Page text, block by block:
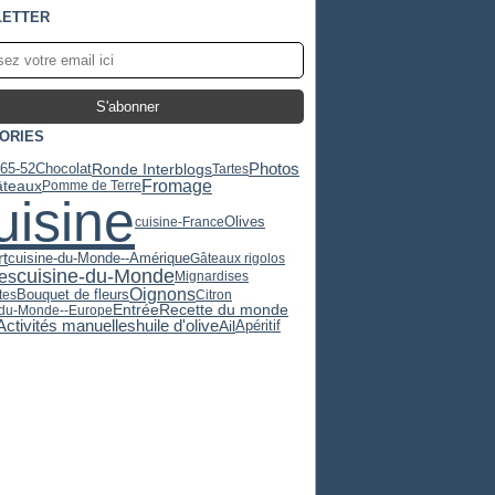
52ChocolatRonde InterblogsTartesPhotos
Pomme de Terre Fromage
cuisine-FranceOlives
cuisine-du-Monde--AmériqueGâteaux rigolos
cuisine-du-MondeMignardises
Bouquet de fleursOignonsCitron
Monde--Europe EntréeRecette du monde
manuelleshuile d'oliveAilApéritif